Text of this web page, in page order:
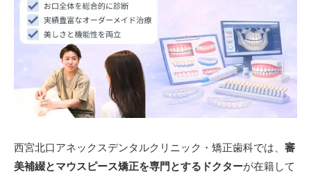
西宮北口アネックスデンタルクリニック・矯正歯科では、 審
美補綴とマウスピース矯正を専門とするドクターが在籍して